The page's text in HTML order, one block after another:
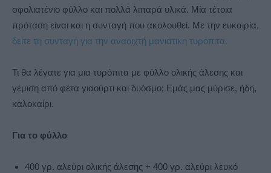
σφολιατένιο φύλλο και πολλά λιπαρά υλικά. Μία τέτοια
πρόταση είναι και η συνταγή που ακολουθεί. Με την ευκαιρία,
δείτε τη συνταγή για την αναοιχτή μανιάτικη τυρόπιτα.
Τι θα λέγατε για μια τυρόπιτα με φύλλο ολικής άλεσης και
γέμιση από φέτα γιαούρτι και δυόσμο; Εμάς μας μύρισε, ήδη,
καλοκαίρι.
Για το φύλλο
400 γρ. αλεύρι ολικής άλεσης + 400 γρ. αλεύρι λευκό